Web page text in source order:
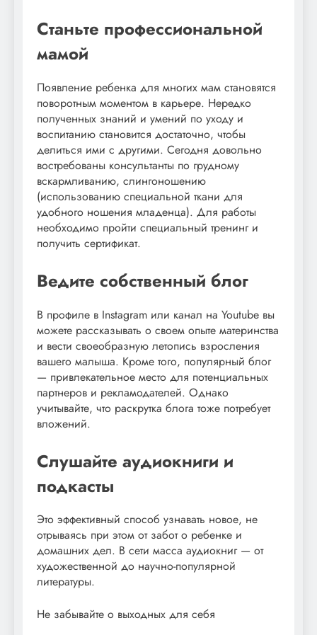
Станьте профессиональной
мамой
Появление ребенка для многих мам становятся
поворотным моментом в карьере. Нередко
полученных знаний и умений по уходу и
воспитанию становится достаточно, чтобы
делиться ими с другими. Сегодня довольно
востребованы консультанты по грудному
вскармливанию, слингоношению
(использованию специальной ткани для
удобного ношения младенца). Для работы
необходимо пройти специальный тренинг и
получить сертификат.
Ведите собственный блог
В профиле в Instagram или канал на Youtube вы
можете рассказывать о своем опыте материнства
и вести своеобразную летопись взросления
вашего малыша. Кроме того, популярный блог
— привлекательное место для потенциальных
партнеров и рекламодателей. Однако
учитывайте, что раскрутка блога тоже потребует
вложений.
Слушайте аудиокниги и
подкасты
Это эффективный способ узнавать новое, не
отрываясь при этом от забот о ребенке и
домашних дел. В сети масса аудиокниг — от
художественной до научно-популярной
литературы.
Не забывайте о выходных для себя